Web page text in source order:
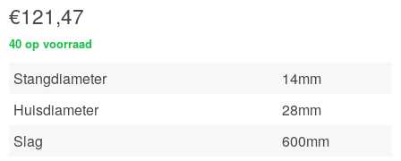
€121,47
40 op voorraad
Stangdiameter
14mm
Huisdiameter
28mm
Slag
600mm